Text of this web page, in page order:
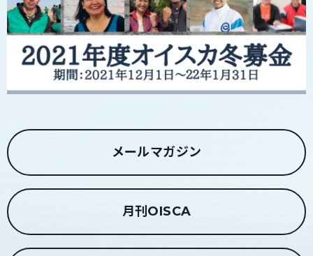
メールマガジン
月刊OISCA